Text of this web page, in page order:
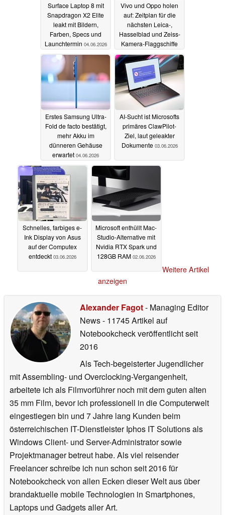
Surface Laptop 8 mit
Snapdragon X2 Elite
leakt mit Bildern,
Farben, Specs und
Launchtermin 04.06.2026
Vivo und Oppo holen
auf: Zeitplan für die
nächsten Leica-,
Hasselblad und Zeiss-
Kamera-Flaggschiffe
04.06.2026
Erstes Samsung Ultra-
Fold de facto bestätigt,
mehr Akku im
dünneren Gehäuse
erwartet 04.06.2026
AI-Sucht ist Microsofts
primäres ClawPilot-
Ziel, laut geleakter
Dokumente 03.06.2026
Schnelles, farbiges e-
Ink Display von Asus
auf der Computex
entdeckt 03.06.2026
Microsoft enthüllt Mac-
Studio-Alternative mit
Nvidia RTX Spark und
128GB RAM 02.06.2026
Weitere Artikel
anzeigen
Alexander Fagot- Managing Editor
News- 11745 Artikel auf
Notebookcheck veröffentlichtseit
2016
Als Tech-begeisterter Jugendlicher
mit Assembling- und Overclocking-Vergangenheit,
arbeitete ich als Filmvorführer noch mit dem guten alten
35 mm Film, bevor ich professionell in die Computerwelt
eingestiegen bin und 7 Jahre lang Kunden beim
österreichischen IT-Dienstleister Iphos IT Solutions als
Windows Client- und Server-Administrator sowie
Projektmanager betreut habe. Als viel reisender
Freelancer schreibe ich nun schon seit 2016 für
Notebookcheck von allen Ecken dieser Welt aus über
brandaktuelle mobile Technologien in Smartphones,
Laptops und Gadgets aller Art.